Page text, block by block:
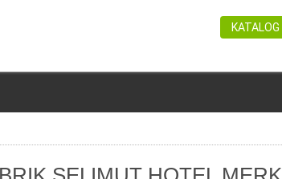
KATALOG